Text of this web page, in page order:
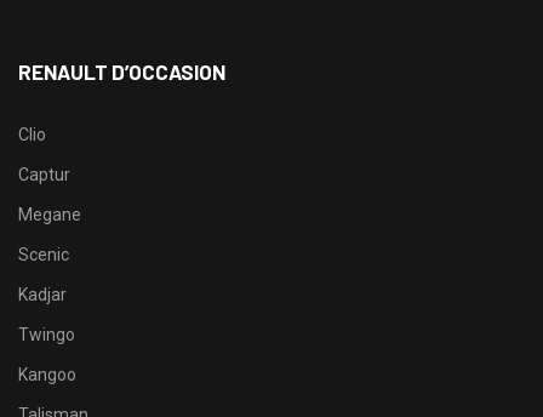
RENAULT D’OCCASION
Clio
Captur
Megane
Scenic
Kadjar
Twingo
Kangoo